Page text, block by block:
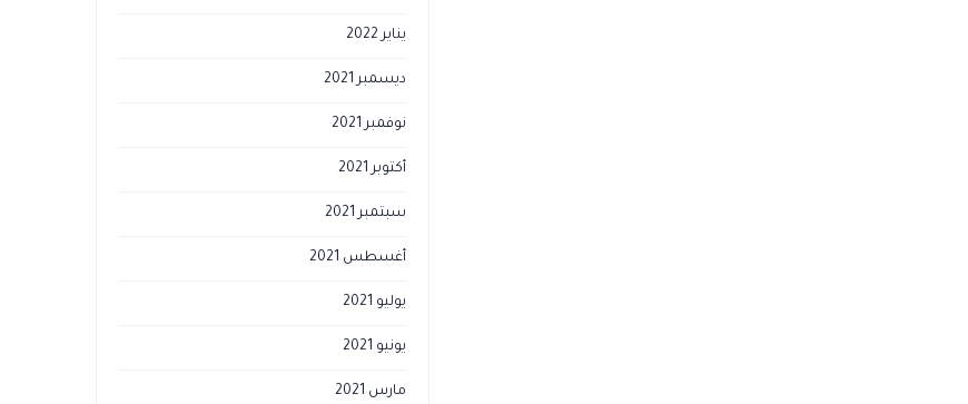
يناير 2022
ديسمبر 2021
نوفمبر 2021
أكتوبر 2021
سبتمبر 2021
أغسطس 2021
يوليو 2021
يونيو 2021
مارس 2021